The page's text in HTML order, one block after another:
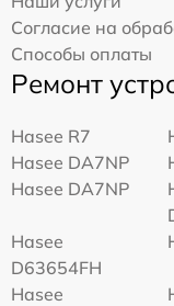
Согласие на
Способы оплаты
Ремонт
Hasee R7
Hasee DA7NP
Hasee DA7NP
Hasee
D63654FH
Hasee